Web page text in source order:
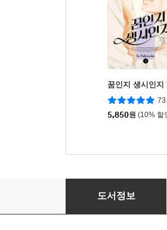
꿈인지 생시인지
73
5,850원 (10% 할
나의 히어로 아카데미
도서정보